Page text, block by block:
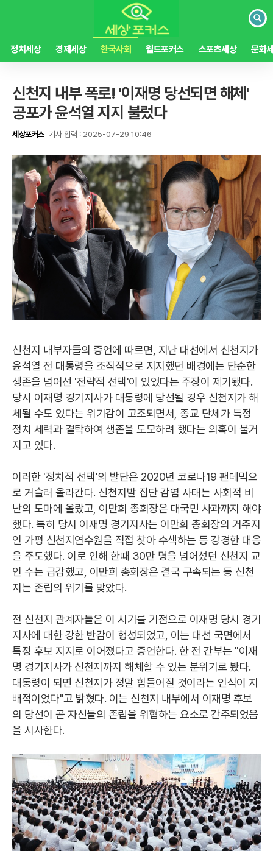
검
정치세상 경제세상 한국사회 월드포커스 스포츠세상 문화
신천지 내부 폭로! '이재명 당선되면 해체'
공포가 윤석열 지지 불렀다
세상포커스 기사 입력 : 2025-07-29 10:46
신천지 내부자들의 증언에 따르면, 지난 대선에서 신천지가
윤석열 전 대통령을 조직적으로 지지했던 배경에는 단순한
생존을 넘어선 '전략적 선택'이 있었다는 주장이 제기됐다.
당시 이재명 경기지사가 대통령에 당선될 경우 신천지가 해
체될 수도 있다는 위기감이 고조되면서, 종교 단체가 특정
정치 세력과 결탁하여 생존을 도모하려 했다는 의혹이 불거
지고 있다.
이러한 '정치적 선택'의 발단은 2020년 코로나19 팬데믹으
로 거슬러 올라간다. 신천지발 집단 감염 사태는 사회적 비
난의 도마에 올랐고, 이만희 총회장은 대국민 사과까지 해야
했다. 특히 당시 이재명 경기지사는 이만희 총회장의 거주지
인 가평 신천지연수원을 직접 찾아 수색하는 등 강경한 대응
을 주도했다. 이로 인해 한때 30만 명을 넘어섰던 신천지 교
인 수는 급감했고, 이만희 총회장은 결국 구속되는 등 신천
지는 존립의 위기를 맞았다.
전 신천지 관계자들은 이 시기를 기점으로 이재명 당시 경기
지사에 대한 강한 반감이 형성되었고, 이는 대선 국면에서
특정 후보 지지로 이어졌다고 증언한다. 한 전 간부는 "이재
명 경기지사가 신천지까지 해체할 수 있는 분위기로 봤다.
대통령이 되면 신천지가 정말 힘들어질 것이라는 인식이 지
배적이었다"고 밝혔다. 이는 신천지 내부에서 이재명 후보
의 당선이 곧 자신들의 존립을 위협하는 요소로 간주되었음
을 시사한다.